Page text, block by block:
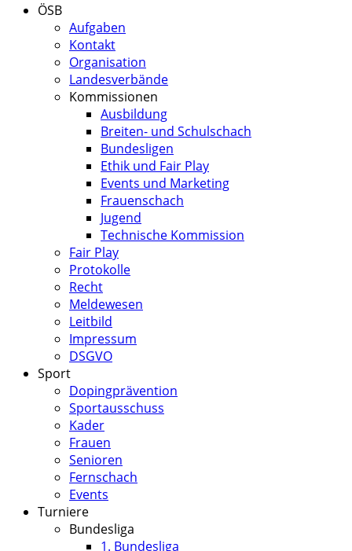
ÖSB
Aufgaben
Kontakt
Organisation
Landesverbände
Kommissionen
Ausbildung
Breiten- und Schulschach
Bundesligen
Ethik und Fair Play
Events und Marketing
Frauenschach
Jugend
Technische Kommission
Fair Play
Protokolle
Recht
Meldewesen
Leitbild
Impressum
DSGVO
Sport
Dopingprävention
Sportausschuss
Kader
Frauen
Senioren
Fernschach
Events
Turniere
Bundesliga
1. Bundesliga